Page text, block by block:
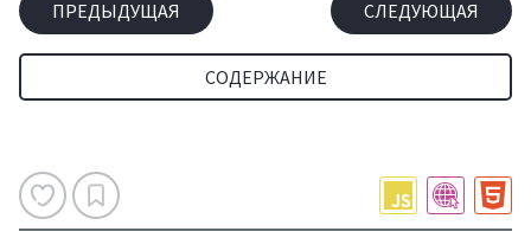
ПРЕДЫДУЩАЯ СЛЕДУЮЩАЯ
СОДЕРЖАНИЕ